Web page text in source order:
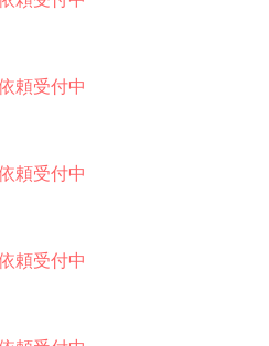
頼受付中
頼受付中
頼受付中